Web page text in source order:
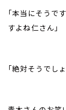
「本当にそうで
すよね仁さん」
「絶対そうでしょ